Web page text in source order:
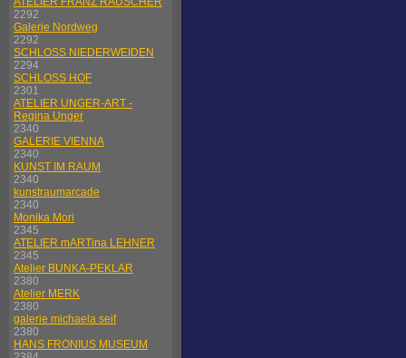
2292
Galerie Nordweg
2292
SCHLOSS NIEDERWEIDEN
2294
SCHLOSS HOF
2301
ATELIER UNGER-ART -
Regina Unger
2340
GALERIE VIENNA
2340
KUNST IM RAUM
2340
kunstraumarcade
2340
Monika Mori
2345
ATELIER mARTina LEHNER
2345
Atelier BUNKA-PEKLAR
2380
Atelier MERK
2380
galerie michaela seif
2380
HANS FRONIUS MUSEUM